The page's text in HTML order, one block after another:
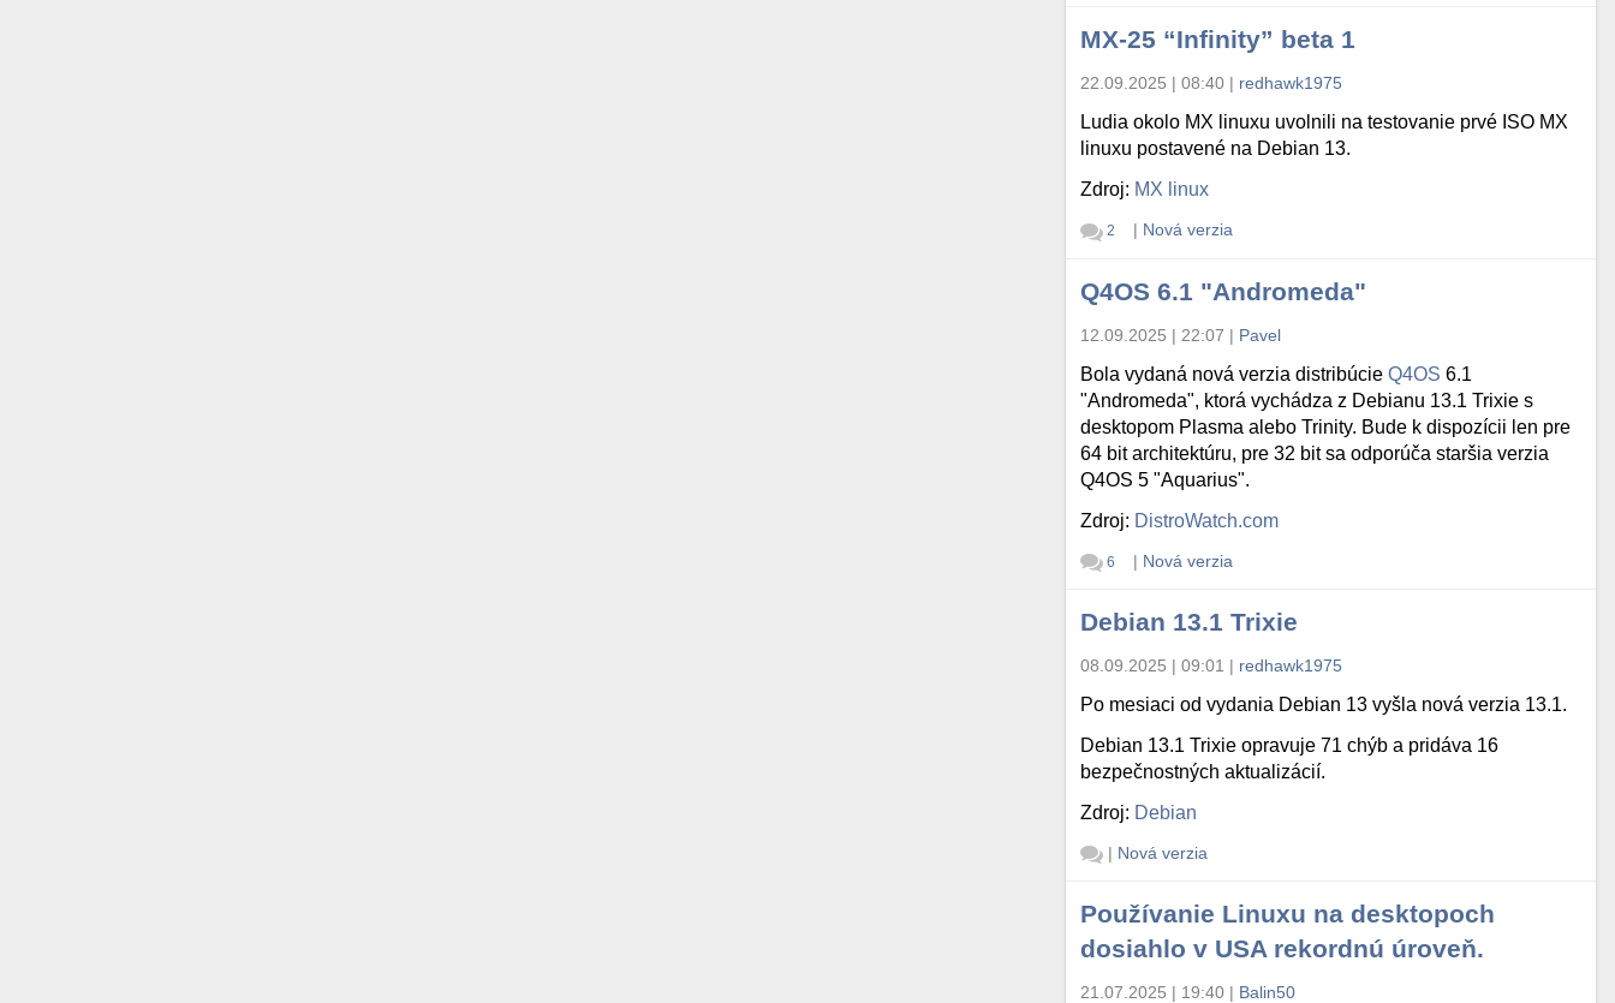
MX-25 “Infinity” beta 1
22.09.2025 | 08:40 | redhawk1975
Ludia okolo MX linuxu uvolnili na testovanie prvé ISO MX
linuxu postavené na Debian 13.
Zdroj: MX linux
2 | Nová verzia
Q4OS 6.1 "Andromeda"
12.09.2025 | 22:07 | Pavel
Bola vydaná nová verzia distribúcieQ4OS 6.1
"Andromeda", ktorá vychádza z Debianu 13.1 Trixie s
desktopom Plasma alebo Trinity. Bude k dispozícii len pre
64 bit architektúru, pre 32 bit sa odporúča staršia verzia
Q4OS 5 "Aquarius".
Zdroj: DistroWatch.com
6 | Nová verzia
Debian 13.1 Trixie
08.09.2025 | 09:01 | redhawk1975
Po mesiaci od vydania Debian 13 vyšla nová verzia 13.1.
Debian 13.1 Trixie opravuje 71 chýb a pridáva 16
bezpečnostných aktualizácií.
Zdroj: Debian
| Nová verzia
Používanie Linuxu na desktopoch
dosiahlo v USA rekordnú úroveň.
21.07.2025 | 19:40 | Balin50